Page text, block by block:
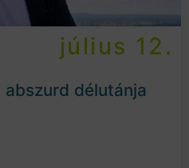
július 12.
délutánja